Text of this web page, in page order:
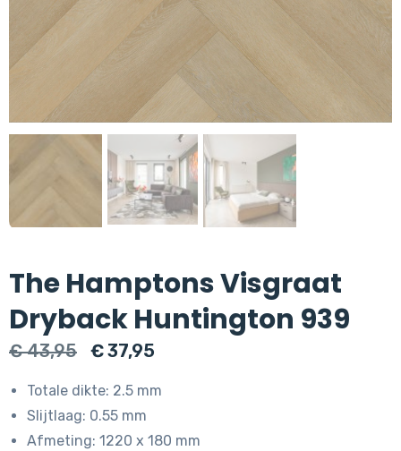
The Hamptons Visgraat
Dryback Huntington 939
€43,95
Oorspronkelijke
€ 43,95.
€37,95
€ 37,95.
Totale dikte: 2.5 mm
Slijtlaag: 0.55 mm
Afmeting: 1220 x 180 mm